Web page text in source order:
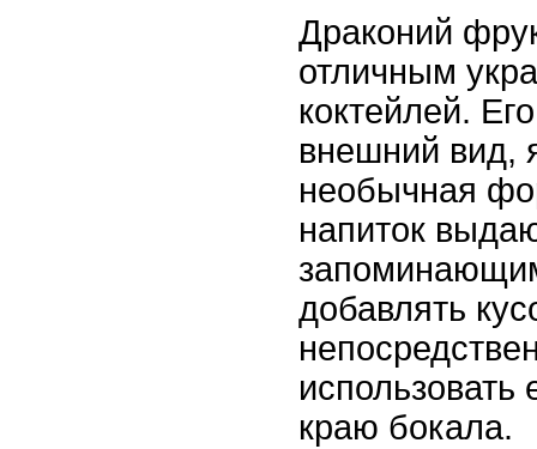
Драконий
отличным
коктейлей.
внешний вид,
необычная
напиток
добавлять
использовать
краю бокала.